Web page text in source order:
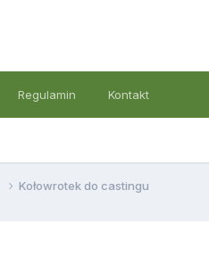
Regulamin Kontakt
Kołowrotek do castingu